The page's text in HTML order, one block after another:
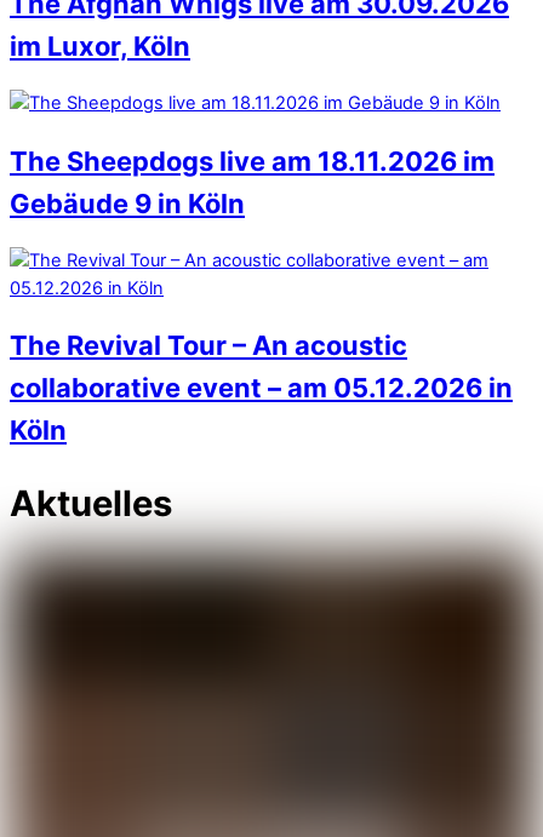
im Luxor, Köln
The Sheepdogs live am 18.11.2026 im
Gebäude 9 in Köln
The Revival Tour – An acoustic
collaborative event – am 05.12.2026 in
Köln
Aktuelles